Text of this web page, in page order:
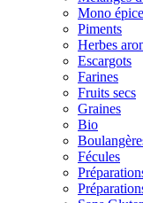
Mono
Piments
Herbes
Escargots
Farines
Fruits secs
Graines
Bio
Fécules